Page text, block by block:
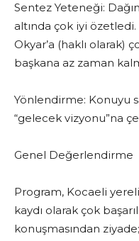
Sentez Yeteneği:
altında çok iyi
Okyar’a (haklı olarak)
başkana az zaman
Yönlendirme: Konuyu
“gelecek
Genel Değerlendirme
Program, Kocaeli
kaydı olarak çok
konuşmasından